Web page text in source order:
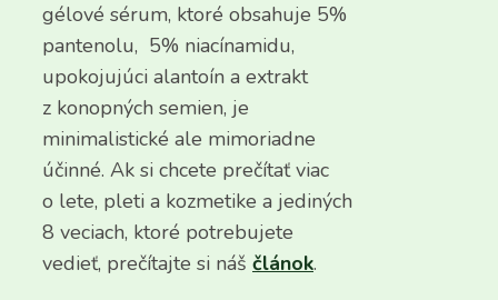
gélové sérum, ktoré obsahuje 5%
pantenolu, 5% niacínamidu,
upokojujúci alantoín a extrakt
z konopných semien, je
minimalistické ale mimoriadne
účinné. Ak si chcete prečítať viac
o lete, pleti a kozmetike a jediných
8 veciach, ktoré potrebujete
vedieť, prečítajte si náš článok.